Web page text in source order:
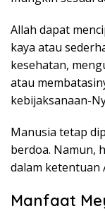
Allah dapat
kaya atau
kesehatan,
atau
kebijaksanaan-
Manusia tetap
berdoa. Namun,
dalam ketentuan
Manfaat